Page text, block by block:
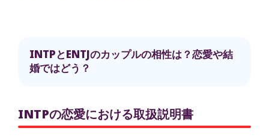
INTPとENTJのカップルの相性は？恋愛や結
婚ではどう？
INTPの恋愛における取扱説明書